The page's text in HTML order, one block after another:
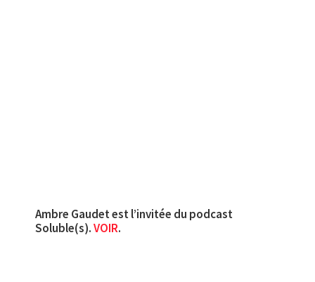
Ambre Gaudet est l’invitée du podcast
Soluble(s).VOIR.